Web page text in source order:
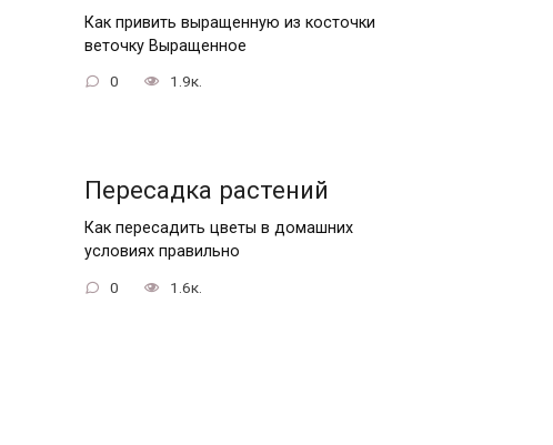
Как привить выращенную из косточки
веточку Выращенное
0 1.9к.
Пересадка растений
Как пересадить цветы в домашних
условиях правильно
0 1.6к.